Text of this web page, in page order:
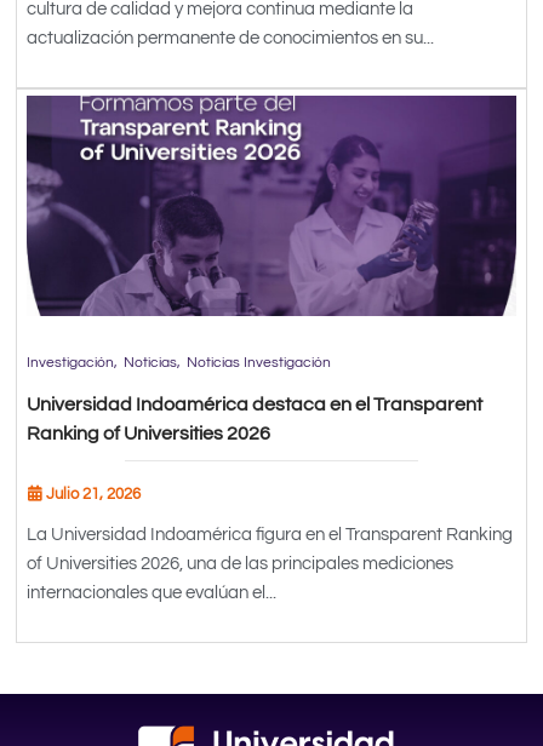
cultura de calidad y mejora continua mediante la
actualización permanente de conocimientos en su...
Investigación Noticias Noticias Investigación
Universidad Indoamérica destaca en el Transparent
Ranking of Universities 2026
Julio 21, 2026
La Universidad Indoamérica figura en el Transparent Ranking
of Universities 2026, una de las principales mediciones
internacionales que evalúan el...